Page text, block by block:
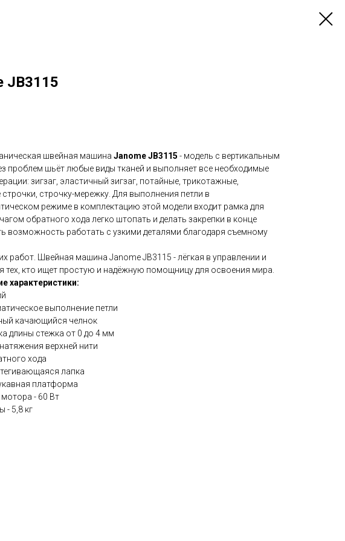
JB3115
швейная машина Janome JB3115 - модель с вертикальным
проблем шьёт любые виды тканей и выполняет все необходимые
зигзаг, эластичный зигзаг, потайные, трикотажные,
строчку-мережку. Для выполнения петли в
режиме в комплектацию этой модели входит рамка для
обратного хода легко штопать и делать закрепки в конце
возможность работать с узкими деталями благодаря съемному
работ. Швейная машина Janome JB3115 - лёгкая в управлении и
тех, кто ищет простую и надёжную помощницу для освоения мира.
характеристики:
выполнение петли
качающийся челнок
длины стежка от 0 до 4 мм
верхней нити
хода
лапка
платформа
- 60 Вт
- 5,8 кг